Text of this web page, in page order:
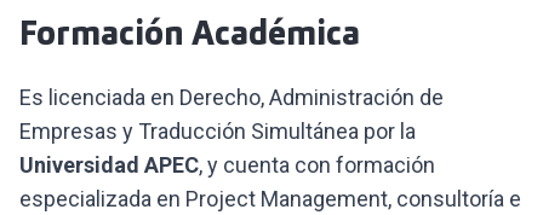
Formación Académica
Es licenciada en Derecho, Administración de
Empresas y Traducción Simultánea por la
Universidad APEC, y cuenta con formación
especializada en Project Management, consultoría e